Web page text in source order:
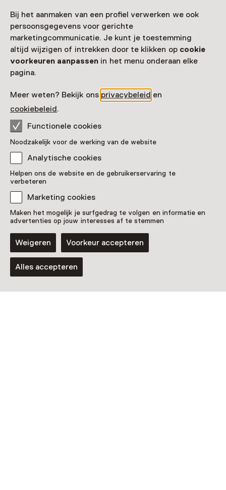
Bij het aanmaken van een profiel verwerken we ook
persoonsgegevens voor gerichte
marketingcommunicatie. Je kunt je toestemming
altijd wijzigen of intrekken door te klikken op cookie
voorkeuren aanpassen in het menu onderaan elke
pagina.
Meer weten? Bekijk ons privacybeleid en
cookiebeleid.
Functionele cookies
Noodzakelijk voor de werking van de website
Analytische cookies
Helpen ons de website en de gebruikerservaring te
verbeteren
Marketing cookies
Maken het mogelijk je surfgedrag te volgen en informatie en
advertenties op jouw interesses af te stemmen
Weigeren Voorkeur accepteren
Alles accepteren
Datum & tijd
7 februari 2026 t/m 7 maart 2026
Toon beschikbaarheid
Locatie
7411 BV Deventer
Route plannen
Opent in een nieuw tabblad
0570 - 64 05 90
Vandaag open van 11:00 tot 17:00 uur
Meer openingstijden
Zien & doen in Museum
De Waag